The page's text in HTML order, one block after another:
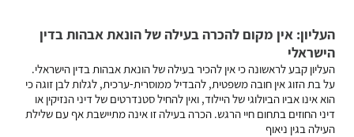
העליון: אין מקום להכרה בעילה של הונאת אבהות בדין
הישראלי
העליון קבע לראשונה כי אין להכיר בעילה של הונאת אבהות בדין הישראלי.
על בת הזוג אין חובה משפטית, להבדיל ממוסרית-ערכית, לגלות לבן זוגה כי
הוא אינו אביו הביולוגי של היילוד, ואין להחיל סטנדרטים של דיני הנזיקין או
דיני החוזים בתחום חיי הרגש. הכרה בעילה זו אינה מתיישבת אף עם שלילת
העילה בגין ניאוף